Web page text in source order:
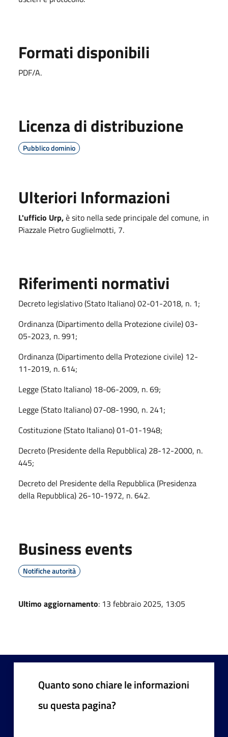
Formati disponibili
PDF/A.
Licenza di distribuzione
Pubblico dominio
Ulteriori Informazioni
L'ufficio Urp,è sito nella sede principale del comune, in
Piazzale Pietro Guglielmotti, 7.
Riferimenti normativi
Decreto legislativo (Stato Italiano) 02-01-2018, n. 1;
Ordinanza (Dipartimento della Protezione civile) 03-
05-2023, n. 991;
Ordinanza (Dipartimento della Protezione civile) 12-
11-2019, n. 614;
Legge (Stato Italiano) 18-06-2009, n. 69;
Legge (Stato Italiano) 07-08-1990, n. 241;
Costituzione (Stato Italiano) 01-01-1948;
Decreto (Presidente della Repubblica) 28-12-2000, n.
445;
Decreto del Presidente della Repubblica (Presidenza
della Repubblica) 26-10-1972, n. 642.
Business events
Notifiche autorità
Ultimo aggiornamento: 13 febbraio 2025, 13:05
Quanto sono chiare le informazioni
su questa pagina?